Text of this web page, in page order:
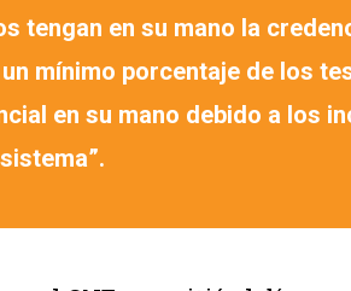
tengan en su mano la
mínimo porcentaje de los
en su mano debido a los